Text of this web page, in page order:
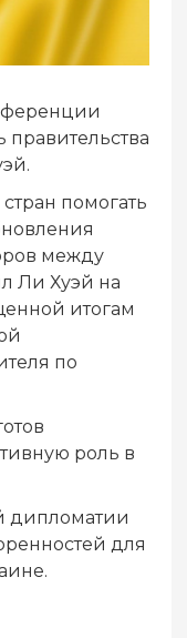
помогать
между
Ли Хуэй на
итогам
по
роль в
дипломатии
для